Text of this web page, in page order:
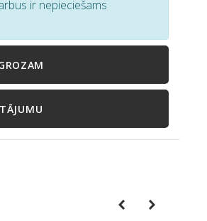
ir nepieciešams
PreviousNext